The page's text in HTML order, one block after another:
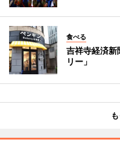
食べる
吉祥寺経済新
リー」